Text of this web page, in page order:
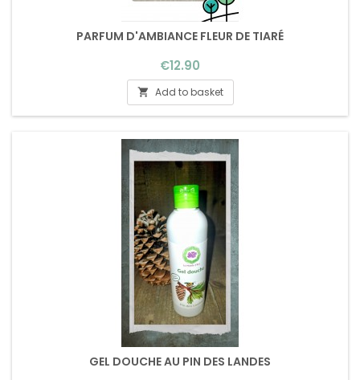
PARFUM D'AMBIANCE FLEUR DE TIARÉ
Price
€12.90
 Add to basket
GEL DOUCHE AU PIN DES LANDES